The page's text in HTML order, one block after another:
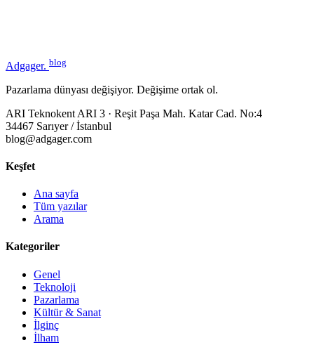
Adgager. blog
Pazarlama dünyası değişiyor. Değişime ortak ol.
ARI Teknokent ARI 3 · Reşit Paşa Mah. Katar Cad. No:4
34467 Sarıyer / İstanbul
blog@adgager.com
Keşfet
Ana sayfa
Tüm yazılar
Arama
Kategoriler
Genel
Teknoloji
Pazarlama
Kültür & Sanat
İlginç
İlham